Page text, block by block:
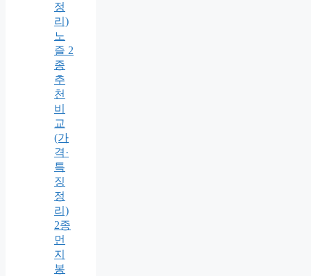
정
리)
노
즐 2
종
추
천
비
교
(가
격·
특
징
정
리)
2종
먼
지
봉